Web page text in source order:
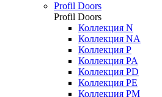
Profil Doors
Profil Doors
Коллекция N
Коллекция NA
Коллекция P
Коллекция PA
Коллекция PD
Коллекция PE
Коллекция PM